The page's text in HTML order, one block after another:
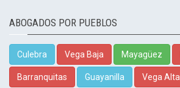
ABOGADOS POR PUEBLOS
Culebra Vega Baja Mayagüez
Barranquitas Guayanilla Vega Alta